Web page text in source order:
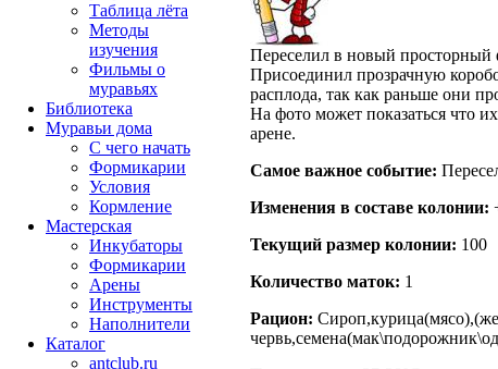
Переселил в новый просторный
Присоединил прозрачную
расплода, так как раньше они
На фото может показаться что
арене.
Самое важное событие:
Изменения в составе кoлонии:
Текущий размер кoлонии: 100
Количество маток: 1
Рацион:
Таблица лёта
Методы
изучения
Фильмы о
муравьях
Библиотека
Муравьи дома
С чего начать
Формикарии
Условия
Кормление
Мастерская
Инкубаторы
Формикарии
Арены
Инструменты
Наполнители
Каталог
antclub.ru